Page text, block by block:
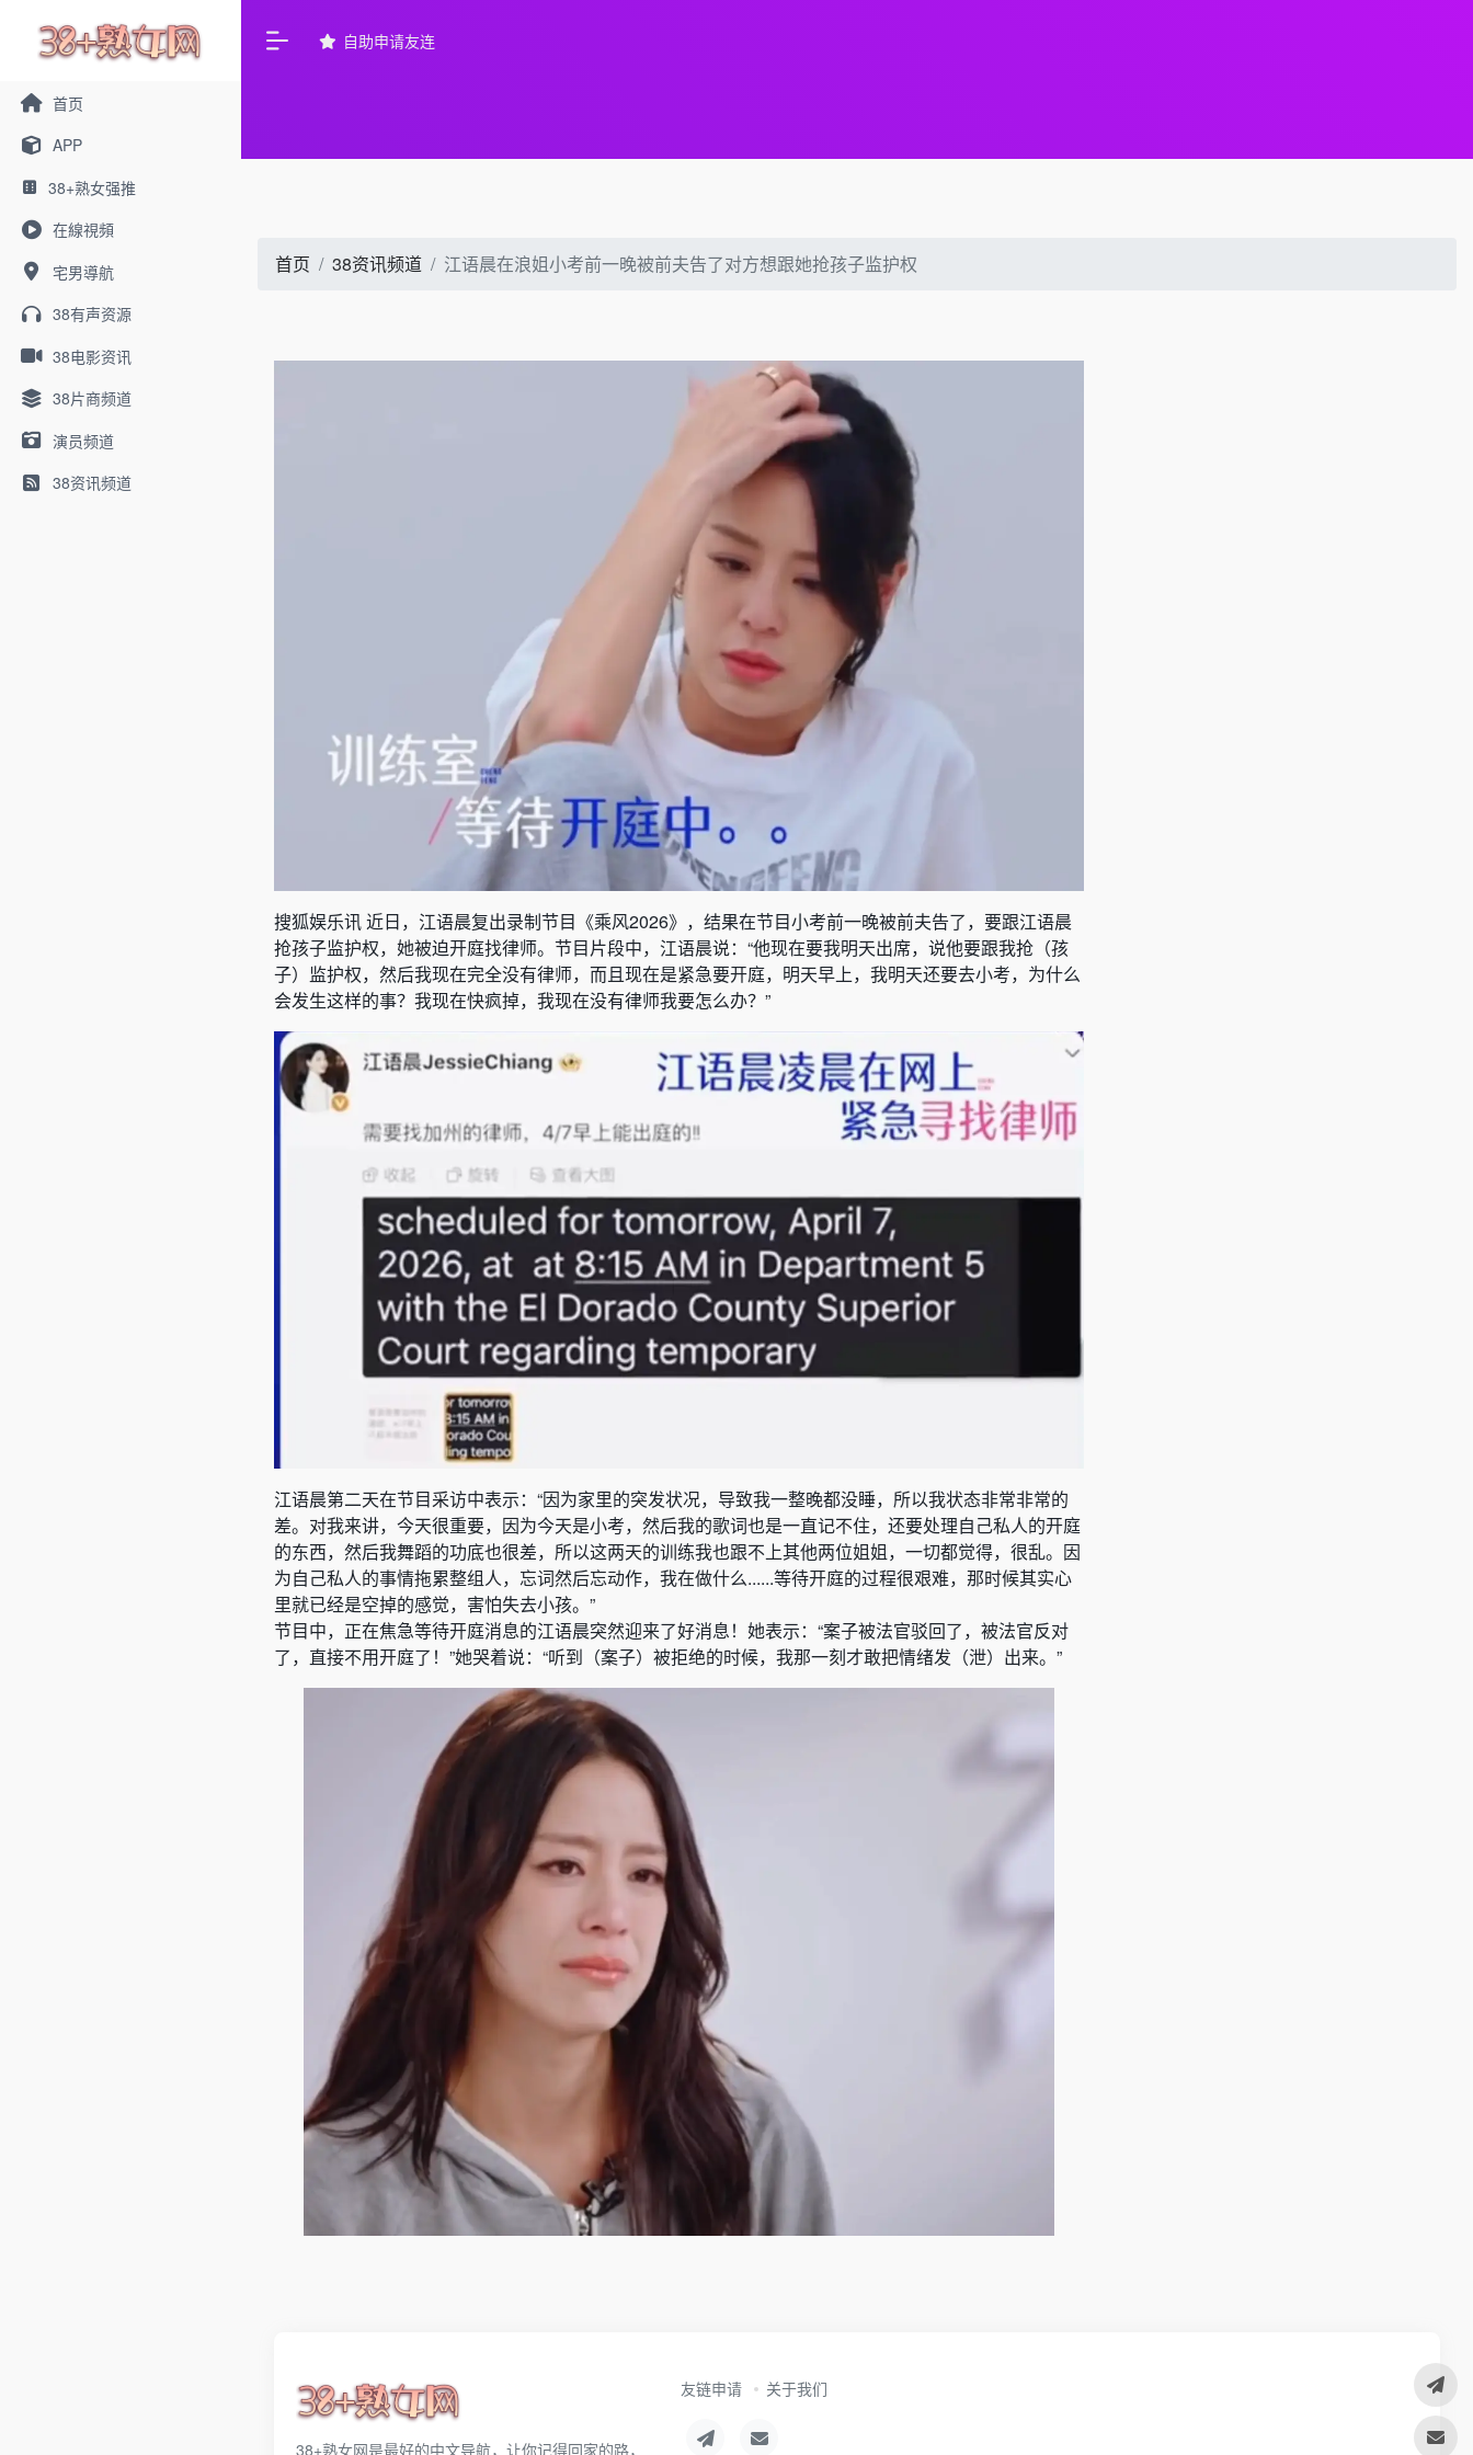
首页
APP
38+熟女强推
在線視頻
宅男導航
38有声资源
38电影资讯
38片商频道
演员频道
38资讯频道
自助申请友连
首页 38资讯频道 江语晨在浪姐小考前一晚被前夫告了对方想跟她抢孩子监护权
搜狐娱乐讯 近日，江语晨复出录制节目《乘风2026》，结果在节目小考前一晚被前夫告了，要跟江语晨
抢孩子监护权，她被迫开庭找律师。节目片段中，江语晨说：“他现在要我明天出席，说他要跟我抢（孩
子）监护权，然后我现在完全没有律师，而且现在是紧急要开庭，明天早上，我明天还要去小考，为什么
会发生这样的事？我现在快疯掉，我现在没有律师我要怎么办？”
江语晨第二天在节目采访中表示：“因为家里的突发状况，导致我一整晚都没睡，所以我状态非常非常的
差。对我来讲，今天很重要，因为今天是小考，然后我的歌词也是一直记不住，还要处理自己私人的开庭
的东西，然后我舞蹈的功底也很差，所以这两天的训练我也跟不上其他两位姐姐，一切都觉得，很乱。因
为自己私人的事情拖累整组人，忘词然后忘动作，我在做什么......等待开庭的过程很艰难，那时候其实心
里就已经是空掉的感觉，害怕失去小孩。”
节目中，正在焦急等待开庭消息的江语晨突然迎来了好消息！她表示：“案子被法官驳回了，被法官反对
了，直接不用开庭了！”她哭着说：“听到（案子）被拒绝的时候，我那一刻才敢把情绪发（泄）出来。”
38+熟女网是最好的中文导航，让你记得回家的路，
友链申请 关于我们